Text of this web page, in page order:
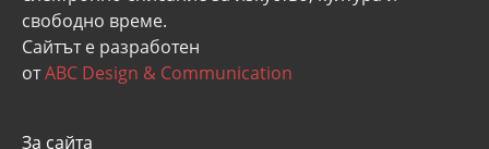
свободно време.
Сайтът е разработен
отABC Design & Communication
За сайта